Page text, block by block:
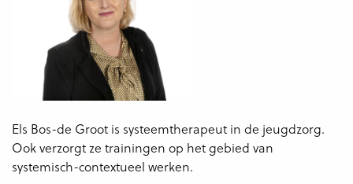
Els Bos-de Groot is systeemtherapeut in de jeugdzorg.
Ook verzorgt ze trainingen op het gebied van
systemisch-contextueel werken.